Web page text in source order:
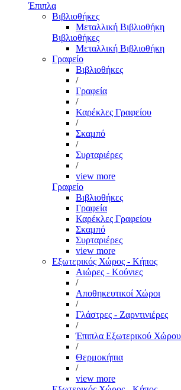
Έπιπλα
Βιβλιοθήκες
Μεταλλική Βιβλιοθήκη
Βιβλιοθήκες
Μεταλλική Βιβλιοθήκη
Γραφείο
Βιβλιοθήκες
/
Γραφεία
/
Καρέκλες Γραφείου
/
Σκαμπό
/
Συρταριέρες
/
view more
Γραφείο
Βιβλιοθήκες
Γραφεία
Καρέκλες Γραφείου
Σκαμπό
Συρταριέρες
view more
Εξωτερικός Χώρος - Κήπος
Αιώρες - Κούνιες
/
Αποθηκευτικοί Χώροι
/
Γλάστρες - Ζαρντινιέρες
/
Έπιπλα Εξωτερικού Χώρου
/
Θερμοκήπια
/
view more